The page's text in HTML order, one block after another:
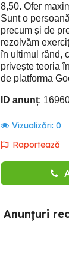
8,50. Ofer
Sunt o
precum și de
rezolvăm
în ultimul rând,
privește teoria
de platforma
ID anunț:
Vizualizări: 0
Raportează
Anunțuri